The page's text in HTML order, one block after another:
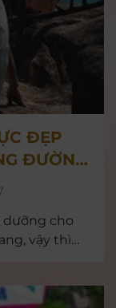
ĐƯỜNG
dưỡng cho
vậy thì
trọn vẹn